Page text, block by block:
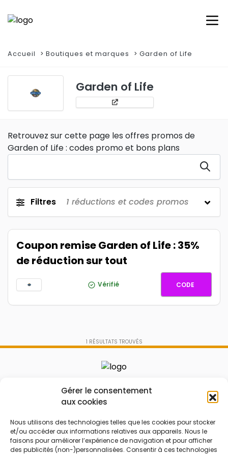
Gérer le consentement
aux cookies
Nous utilisons des technologies telles que les cookies pour stocker
et/ou accéder aux informations relatives aux appareils. Nous le
faisons pour améliorer l’expérience de navigation et pour afficher
des publicités (non-)personnalisées. Consentir à ces technologies
Accueil Boutiques et marques Garden of Life
Garden of Life
Retrouvez sur cette page les offres promos de
Garden of Life : codes promo et bons plans
Filtres 1 réductions et codes promos
Coupon remise Garden of Life : 35%
de réduction sur tout
Vérifié CODE
1 RÉSULTATS TROUVÉS
Le prix peut être réduit !
FAQ
Qui sommes nous
Code réduction
Bons plans